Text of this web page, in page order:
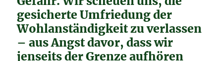
gesicherte Umfriedung der
Wohlanständigkeit zu verlassen
– aus Angst davor, dass wir
jenseits der Grenze aufhören